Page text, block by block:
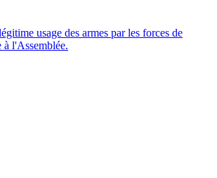
usage des armes par les forces de
à l'Assemblée.